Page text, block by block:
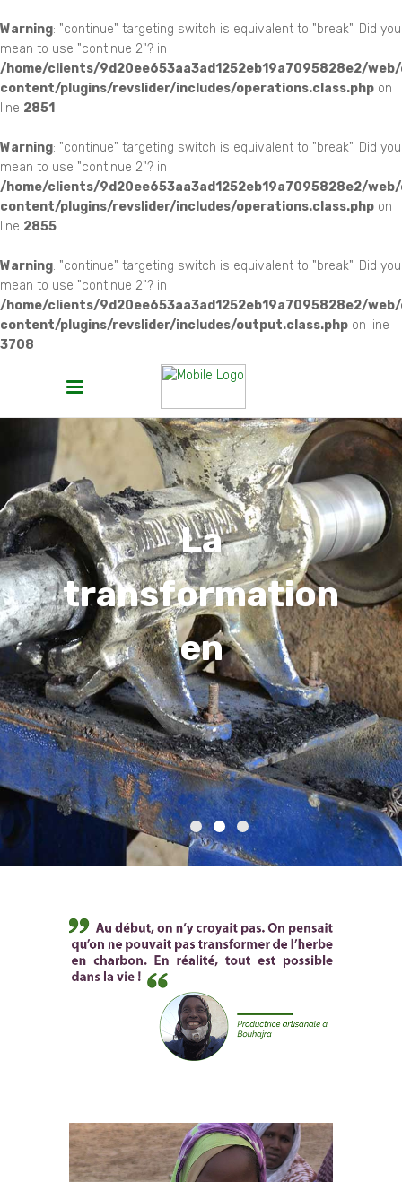
Warning: "continue" targeting switch is equivalent to "break". Did you
mean to use "continue 2"? in
/home/clients/9d20ee653aa3ad1252eb19a7095828e2/
content/plugins/revslider/includes/operations.class.php on
line 2851
Warning: "continue" targeting switch is equivalent to "break". Did you
mean to use "continue 2"? in
/home/clients/9d20ee653aa3ad1252eb19a7095828e2/
content/plugins/revslider/includes/operations.class.php on
line 2855
Warning: "continue" targeting switch is equivalent to "break". Did you
mean to use "continue 2"? in
/home/clients/9d20ee653aa3ad1252eb19a7095828e2/
content/plugins/revslider/includes/output.class.php on line
3708
La
transformation
en
biocombustible